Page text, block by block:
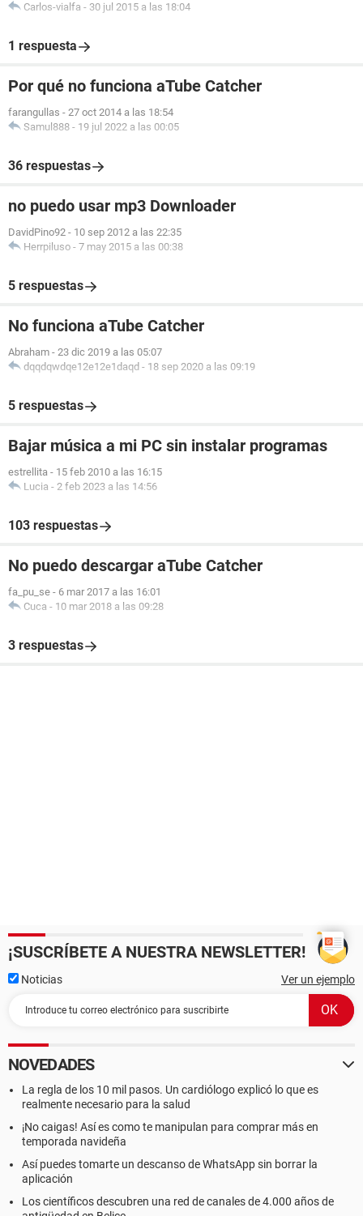
Carlos-vialfa - 30 jul 2015 a las 18:04
1 respuesta
Por qué no funciona aTube Catcher
farangullas - 27 oct 2014 a las 18:54
Samul888 - 19 jul 2022 a las 00:05
36 respuestas
no puedo usar mp3 Downloader
DavidPino92 - 10 sep 2012 a las 22:35
Herrpiluso - 7 may 2015 a las 00:38
5 respuestas
No funciona aTube Catcher
Abraham - 23 dic 2019 a las 05:07
dqqdqwdqe12e12e1daqd - 18 sep 2020 a las 09:19
5 respuestas
Bajar música a mi PC sin instalar programas
estrellita - 15 feb 2010 a las 16:15
Lucia - 2 feb 2023 a las 14:56
103 respuestas
No puedo descargar aTube Catcher
fa_pu_se - 6 mar 2017 a las 16:01
Cuca - 10 mar 2018 a las 09:28
3 respuestas
¡SUSCRÍBETE A NUESTRA NEWSLETTER!
Noticias Ver un ejemplo
NOVEDADES
La regla de los 10 mil pasos. Un cardiólogo explicó lo que es
realmente necesario para la salud
¡No caigas! Así es como te manipulan para comprar más en
temporada navideña
Así puedes tomarte un descanso de WhatsApp sin borrar la
aplicación
Los científicos descubren una red de canales de 4.000 años de